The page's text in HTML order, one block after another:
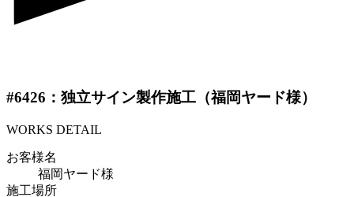
#6426：独立サイン製作施工（福岡ヤード様）
WORKS DETAIL
お客様名
福岡ヤード様
施工場所